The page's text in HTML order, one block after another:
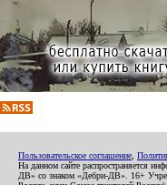
Пользовательское соглашение
На данном сайте распространяется
ДВ» со знаком «Дебри-ДВ». 16+